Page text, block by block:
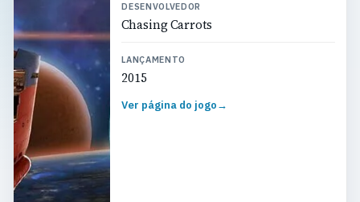
DESENVOLVEDOR
Chasing Carrots
LANÇAMENTO
2015
Ver página do jogo→